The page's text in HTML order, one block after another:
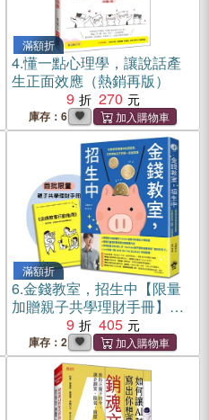
滿額折
4.懂一點心理學，讓說話產
生正面效應（熱銷再版）
9
270
庫存：6
滿額折
6.金錢教室，招生中【限量
加贈親子共學理財手冊】：
從管理零用錢到投資股票，
在家開始孩子的第一堂經濟
課
9 405
庫存：2